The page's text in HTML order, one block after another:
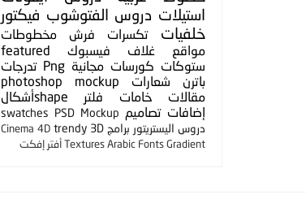
استيلات دروس الفتوشوب فيكتور
خلفيات
تكسرات فرش
مخطوطات
مواقع
غلاف فيسبوك
featured
ستوكات كورسات مجانية Png تدرجات
باترن
شعارات
photoshop mockup
مقالات
خامات فلتر
shapeأشكال
إضافات تصاميم PSD Mockup
swatches
دروس اليستريتور برامج 3D
trendy
Cinema 4D
Gradient
Arabic Fonts
Texturesأفتر إفكت